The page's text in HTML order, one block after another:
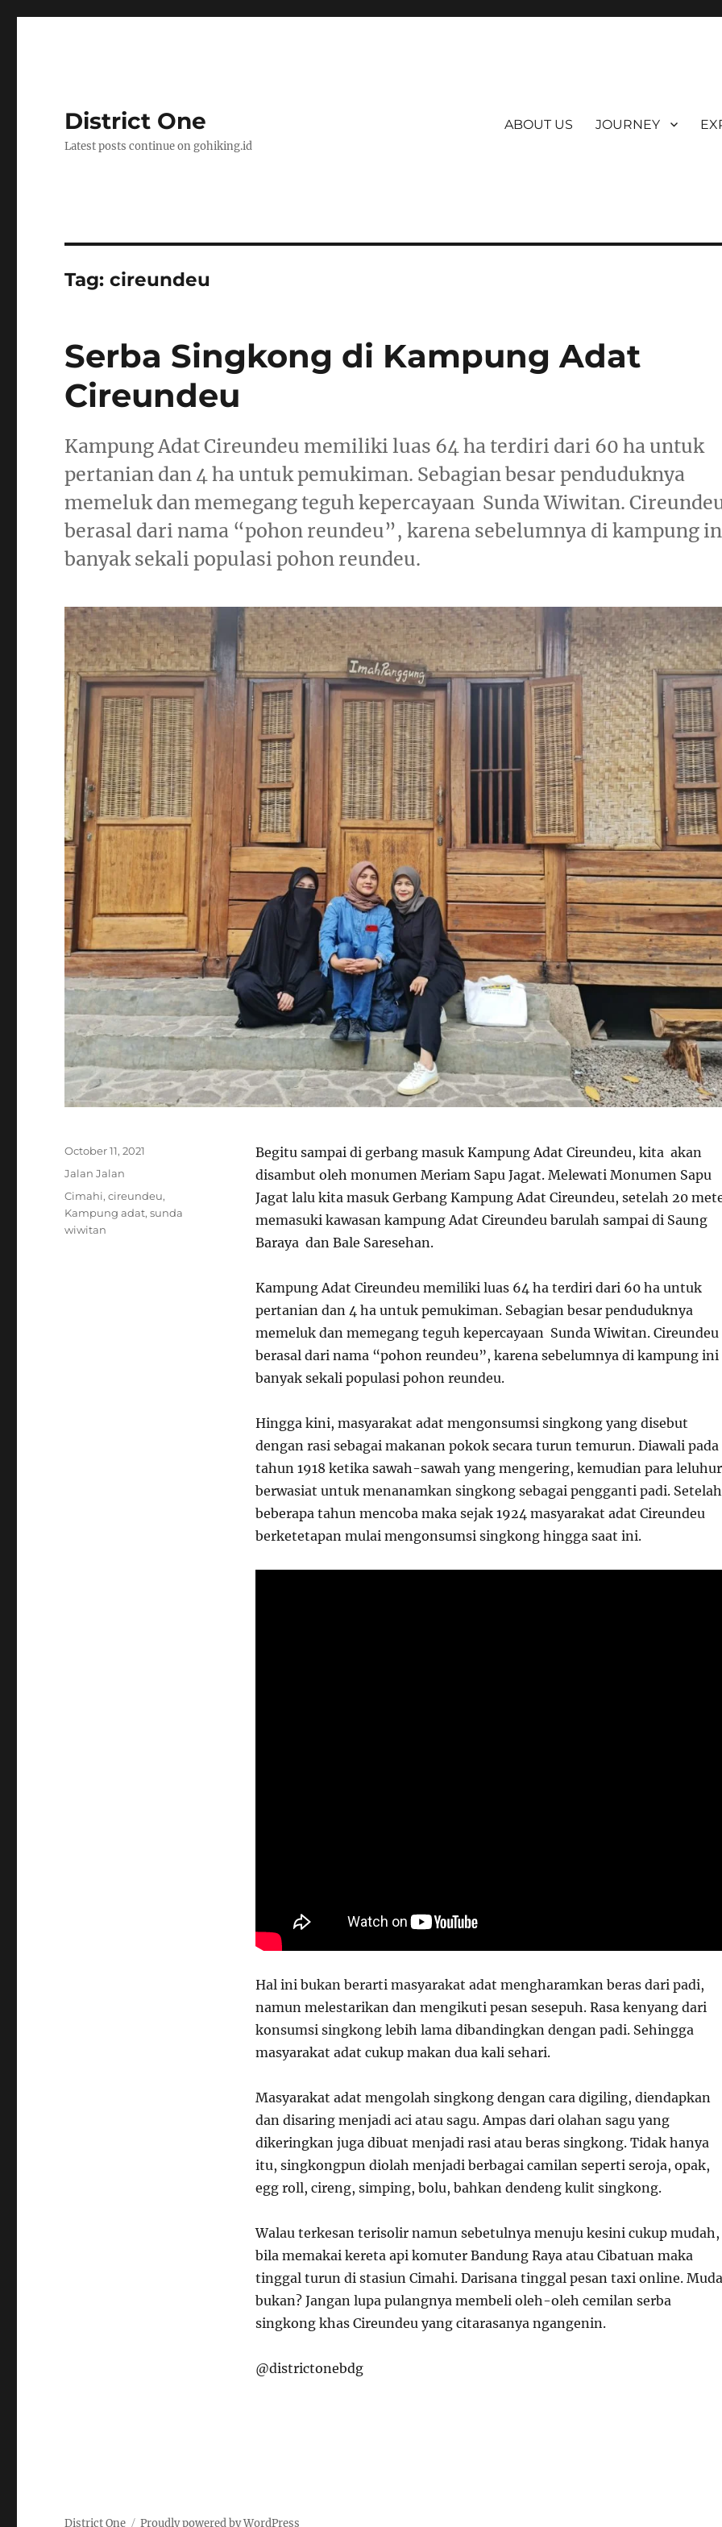
District One
Latest posts continue on gohiking.id
ABOUT US JOURNEY
Tag:cireundeu
Serba Singkong di Kampung Adat
Cireundeu
Kampung Adat Cireundeu memiliki luas 64 ha terdiri dari 60 ha untuk
pertanian dan 4 ha untuk pemukiman. Sebagian besar penduduknya
memeluk dan memegang teguh kepercayaan Sunda Wiwitan.
berasal dari nama “pohon reundeu”, karena sebelumnya di kampung
banyak sekali populasi pohon reundeu.
Begitu sampai di gerbang masuk Kampung Adat Cireundeu, kita akan
disambut oleh monumen Meriam Sapu Jagat. Melewati Monumen Sapu
Jagat lalu kita masuk Gerbang Kampung Adat Cireundeu, setelah 20
memasuki kawasan kampung Adat Cireundeu barulah sampai di Saung
Baraya dan Bale Saresehan.
Kampung Adat Cireundeu memiliki luas 64 ha terdiri dari 60 ha untuk
pertanian dan 4 ha untuk pemukiman. Sebagian besar penduduknya
memeluk dan memegang teguh kepercayaan Sunda Wiwitan. Cireundeu
berasal dari nama “pohon reundeu”, karena sebelumnya di kampung ini
banyak sekali populasi pohon reundeu.
Hingga kini, masyarakat adat mengonsum­si singkong yang disebut
dengan rasi sebagai makanan pokok secara turun temurun. Diawali pada
tahun 1918 ketika sawah-sawah yang mengering, kemu­dian para leluhur
berwasiat untuk menanamkan singkong sebagai pengganti padi. Setelah
beberapa tahun mencoba maka sejak 1924 masyarakat adat Cireundeu
berketetapan mulai mengon­sumsi singkong hingga saat ini.
Hal ini bukan berarti masyarakat adat mengharamkan beras dari padi,
namun melestarikan dan mengikuti pesan sesepuh. Rasa kenyang dari
konsumsi singkong lebih lama dibandingkan dengan padi. Sehingga
masyarakat adat cukup makan dua kali sehari.
Masyarakat adat mengolah singkong dengan cara digiling, diendapkan
dan disaring men­jadi aci atau sagu. Ampas dari olahan sagu yang
dikeringkan juga dibuat men­jadi rasi atau beras singkong. Tidak hanya
itu, singkongpun diolah menjadi berbagai camilan seperti seroja, opak,
egg roll, cireng, simping, bolu, bahkan dendeng kulit singkong.
Walau terkesan terisolir namun sebetulnya menuju kesini cukup mudah,
bila memakai kereta api komuter Bandung Raya atau Cibatuan maka
tinggal turun di stasiun Cimahi. Darisana tinggal pesan taxi online.
bukan? Jangan lupa pulangnya membeli oleh-oleh cemilan serba
singkong khas Cireundeu yang citarasanya ngangenin.
@districtonebdg
Posted
on
October 11, 2021
Categories
Jalan Jalan
Tags
Cimahi,cireundeu,
Kampung adat,sunda
wiwitan
District One Proudly powered by WordPress